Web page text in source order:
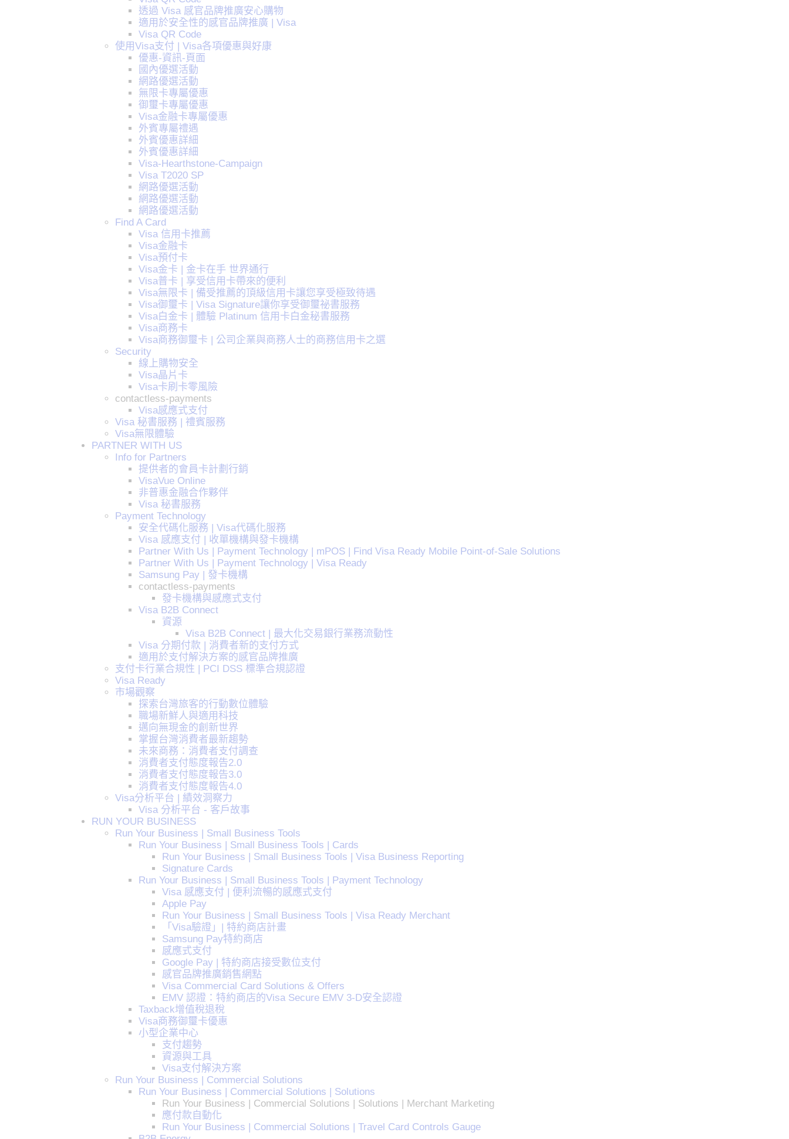
透過 Visa 感官品牌推廣安心購物
適用於安全性的感官品牌推廣 | Visa
Visa QR Code
使用Visa支付 | Visa各項優惠與好康
優惠-資訊-頁面
國內優選活動
網路優選活動
無限卡專屬優惠
御璽卡專屬優惠
Visa金融卡專屬優惠
外賓專屬禮遇
外賓優惠詳細
外賓優惠詳細
Visa-Hearthstone-Campaign
Visa T2020 SP
網路優選活動
網路優選活動
網路優選活動
Find A Card
Visa 信用卡推薦
Visa金融卡
Visa預付卡
Visa金卡 | 金卡在手 世界通行
Visa普卡 | 享受信用卡帶來的便利
Visa無限卡 | 備受推薦的頂級信用卡讓您享受極致待遇
Visa御璽卡 | Visa Signature讓你享受御璽祕書服務
Visa白金卡 | 體驗 Platinum 信用卡白金秘書服務
Visa商務卡
Visa商務御璽卡 | 公司企業與商務人士的商務信用卡之選
Security
線上購物安全
Visa晶片卡
Visa卡刷卡零風險
contactless-payments
Visa感應式支付
Visa 秘書服務 | 禮賓服務
Visa無限體驗
PARTNER WITH US
Info for Partners
提供者的會員卡計劃行銷
VisaVue Online
非普惠金融合作夥伴
Visa 秘書服務
Payment Technology
安全代碼化服務 | Visa代碼化服務
Visa 感應支付 | 收單機構與發卡機構
Partner With Us | Payment Technology | mPOS | Find Visa Ready Mobile Point-of-Sale Solutions
Partner With Us | Payment Technology | Visa Ready
Samsung Pay | 發卡機構
contactless-payments
發卡機構與感應式支付
Visa B2B Connect
資源
Visa B2B Connect | 最大化交易銀行業務流動性
Visa 分期付款 | 消費者新的支付方式
適用於支付解決方案的感官品牌推廣
支付卡行業合規性 | PCI DSS 標準合規認證
Visa Ready
市場觀察
探索台灣旅客的行動數位體驗
職場新鮮人與適用科技
邁向無現金的創新世界
掌握台灣消費者最新趨勢
未來商務：消費者支付調查
消費者支付態度報告2.0
消費者支付態度報告3.0
消費者支付態度報告4.0
Visa分析平台 | 績效洞察力
Visa 分析平台 - 客戶故事
RUN YOUR BUSINESS
Run Your Business | Small Business Tools
Run Your Business | Small Business Tools | Cards
Run Your Business | Small Business Tools | Visa Business Reporting
Signature Cards
Run Your Business | Small Business Tools | Payment Technology
Visa 感應支付 | 便利流暢的感應式支付
Apple Pay
Run Your Business | Small Business Tools | Visa Ready Merchant
「Visa驗證」| 特約商店計畫
Samsung Pay特約商店
感應式支付
Google Pay | 特約商店接受數位支付
感官品牌推廣銷售網點
Visa Commercial Card Solutions & Offers
EMV 認證：特約商店的Visa Secure EMV 3-D安全認證
Taxback增值稅退稅
Visa商務御璽卡優惠
小型企業中心
支付趨勢
資源與工具
Visa支付解決方案
Run Your Business | Commercial Solutions
Run Your Business | Commercial Solutions | Solutions
Run Your Business | Commercial Solutions | Solutions | Merchant Marketing
應付款自動化
Run Your Business | Commercial Solutions | Travel Card Controls Gauge